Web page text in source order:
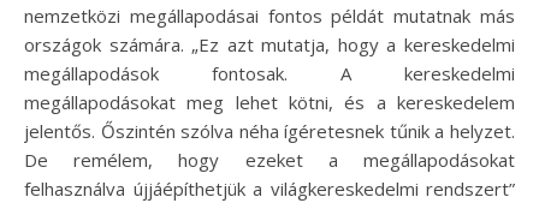
nemzetközi megállapodásai fontos példát mutatnak más
országok számára. „Ez azt mutatja, hogy a kereskedelmi
megállapodások fontosak. A kereskedelmi
megállapodásokat meg lehet kötni, és a kereskedelem
jelentős. Őszintén szólva néha ígéretesnek tűnik a helyzet.
De remélem, hogy ezeket a megállapodásokat
felhasználva újjáépíthetjük a világkereskedelmi rendszert”